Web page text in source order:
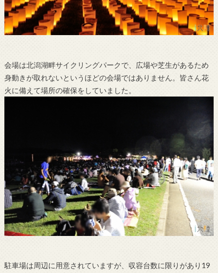
会場は北潟湖畔サイクリングパークで、広場や芝生があるため
身動きが取れないというほどの会場ではありません。皆さん花
火に備えて場所の確保をしていました。
駐車場は周辺に用意されていますが、収容台数に限りがあり19